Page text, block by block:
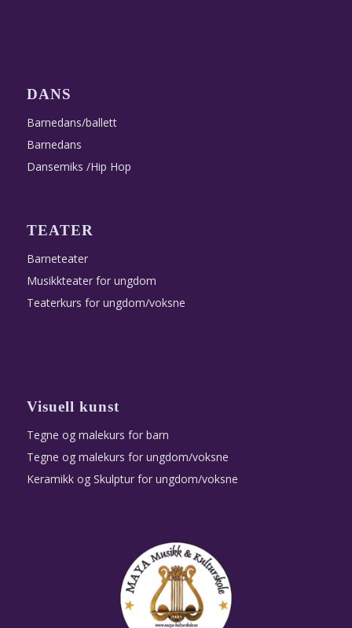
DANS
Barnedans/ballett
Barnedans
Dansemiks /Hip Hop
TEATER
Barneteater
Musikkteater for ungdom
Teaterkurs for ungdom/voksne
Visuell kunst
Tegne og malekurs for barn
Tegne og malekurs for ungdom/voksne
Keramikk og Skulptur for ungdom/voksne